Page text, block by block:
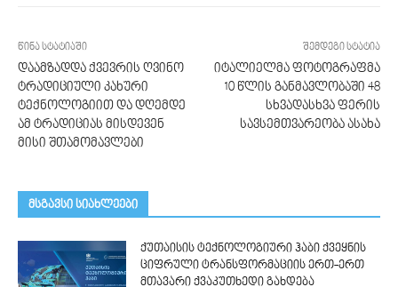
წინა სტატიაში
დაამზადდა ქვევრის ღვინო
ტრადიციული კახური
ტექნოლოგიით და დღემდე
ამ ტრადიციას მისდევენ
მისი შთამომავლები
შემდეგი სტატია
იტალიელმა ფოტოგრაფმა
10 წლის განმავლობაში 48
სხვადასხვა ფერის
სავსემთვარეობა ასახა
მსგავსი სიახლეები
ქუთაისის ტექნოლოგიური ჰაბი ქვეყნის
ციფრული ტრანსფორმაციის ერთ-ერთ
მთავარი ქვაკუთხედი გახდება